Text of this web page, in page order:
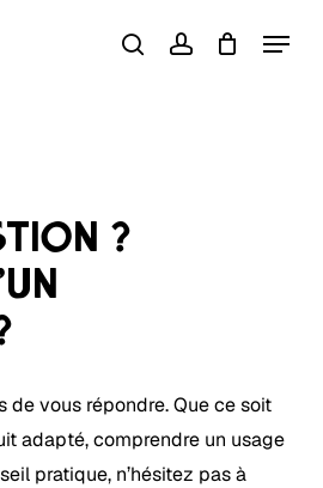
searchaccount
Menu
Close
?
de vous répondre. Que ce soit
adapté, comprendre un usage
pratique, n’hésitez pas à